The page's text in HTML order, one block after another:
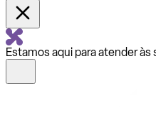
Estamos aqui para atender